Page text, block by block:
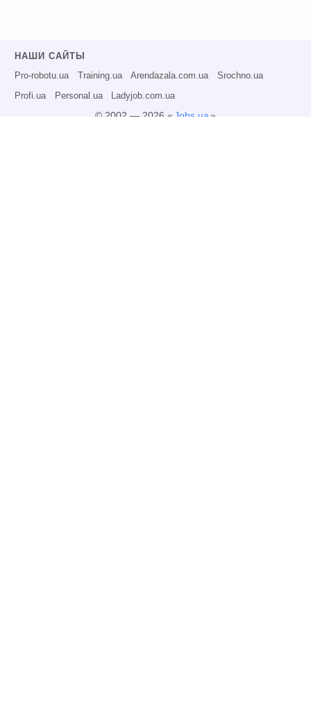
НАШИ САЙТЫ
Pro-robotu.ua Training.ua Arendazala.com.ua Srochno.ua
Profi.ua Personal.ua Ladyjob.com.ua
© 2002 — 2026 « Jobs.ua»